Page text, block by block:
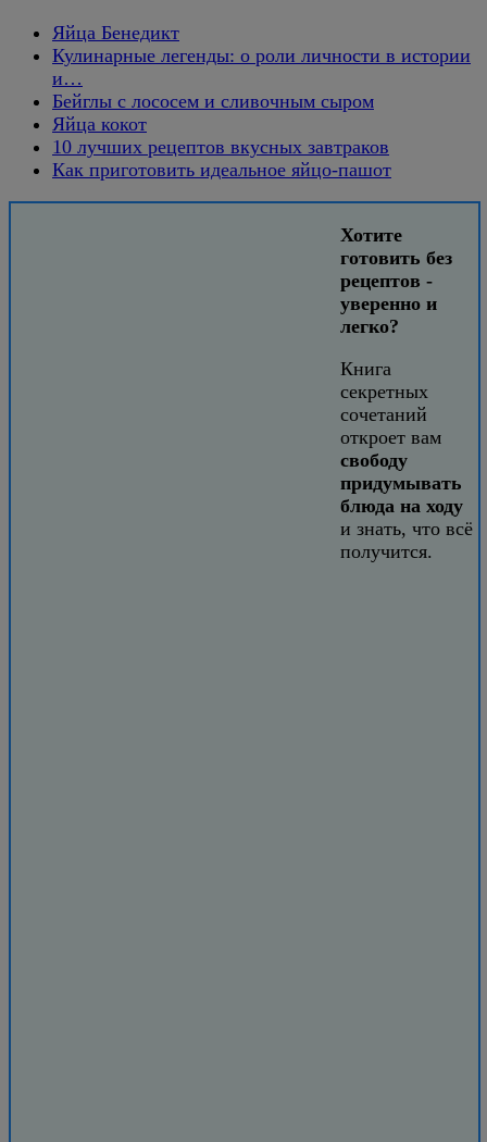
Яйца Бенедикт
Кулинарные легенды: о роли личности в истории
и…
Бейглы с лососем и сливочным сыром
Яйца кокот
10 лучших рецептов вкусных завтраков
Как приготовить идеальное яйцо-пашот
Хотите
готовить без
рецептов -
уверенно и
легко?
Книга
секретных
сочетаний
откроет вам
свободу
придумывать
блюда на ходу
и знать, что всё
получится.